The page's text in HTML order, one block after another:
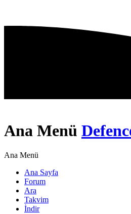
Ana Menü
Ana Menü
Ana Sayfa
Forum
Ara
Takvim
İndir